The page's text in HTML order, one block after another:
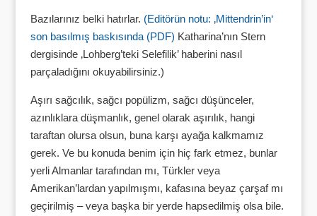
Bazılarınız belki hatırlar. (Editörün notu: ‚Mittendrin’in‘
son basılmış baskısında (PDF) Katharina’nın Stern
dergisinde ‚Lohberg’teki Selefilik’ haberini nasıl
parçaladığını okuyabilirsiniz.)
Aşırı sağcılık, sağcı popülizm, sağcı düşünceler,
azınlıklara düşmanlık, genel olarak aşırılık, hangi
taraftan olursa olsun, buna karşı ayağa kalkmamız
gerek. Ve bu konuda benim için hiç fark etmez, bunlar
yerli Almanlar tarafından mı, Türkler veya
Amerikan’lardan yapılmışmı, kafasına beyaz çarşaf mı
geçirilmiş – veya başka bir yerde hapsedilmiş olsa bile.